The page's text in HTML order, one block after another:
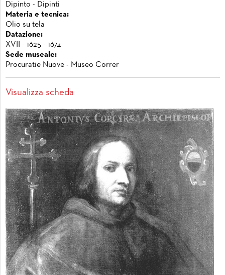
Dipinto - Dipinti
Materia e tecnica:
Olio su tela
Datazione:
XVII - 1625 - 1674
Sede museale:
Procuratie Nuove - Museo Correr
Visualizza scheda